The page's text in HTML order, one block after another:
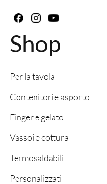
Shop
Per la tavola
Contenitori e asporto
Finger e gelato
Vassoi e cottura
Termosaldabili
Personalizzati